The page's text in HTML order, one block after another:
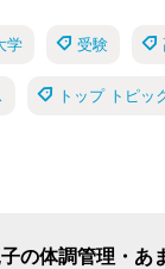
学 受験
トップ トピッ
子の体調管理・あ